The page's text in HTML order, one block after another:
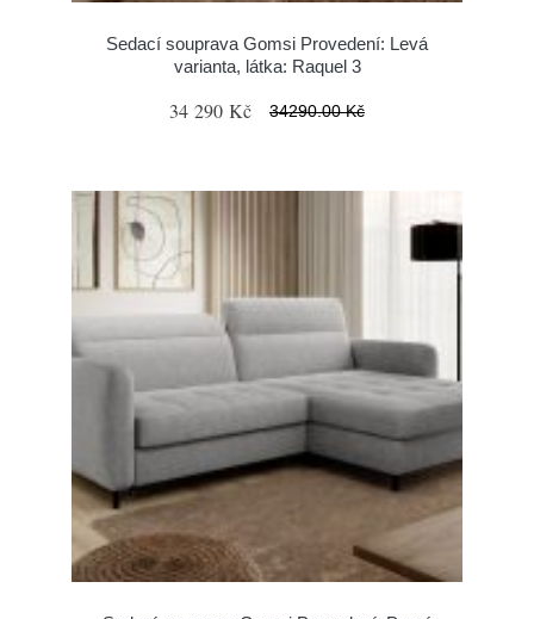
Sedací souprava Gomsi Provedení: Levá
varianta, látka: Raquel 3
34 290 Kč 34290.00 Kč